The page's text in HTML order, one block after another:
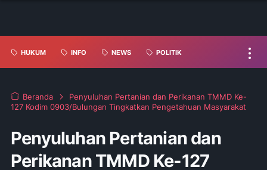
HUKUM INFO NEWS POLITIK
Beranda
Penyuluhan Pertanian dan Perikanan TMMD Ke-
127 Kodim 0903/Bulungan Tingkatkan Pengetahuan Masyarakat
Penyuluhan Pertanian dan
Perikanan TMMD Ke-127